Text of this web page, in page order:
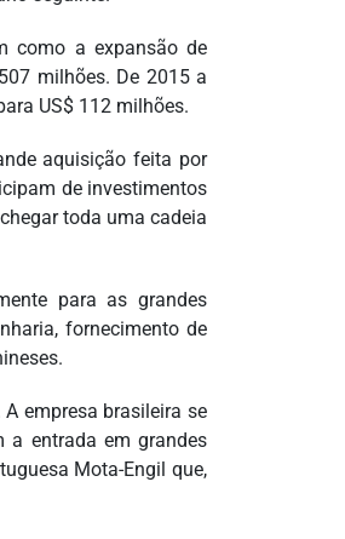
como a expansão de
milhões. De 2015 a
US$ 112 milhões.
aquisição feita por
de investimentos
toda uma cadeia
para as grandes
fornecimento de
empresa brasileira se
a entrada em grandes
Mota-Engil que,